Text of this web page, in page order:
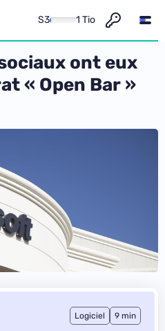
S3 1 Tio
ont eux
« Open Bar »
Logiciel 9 min